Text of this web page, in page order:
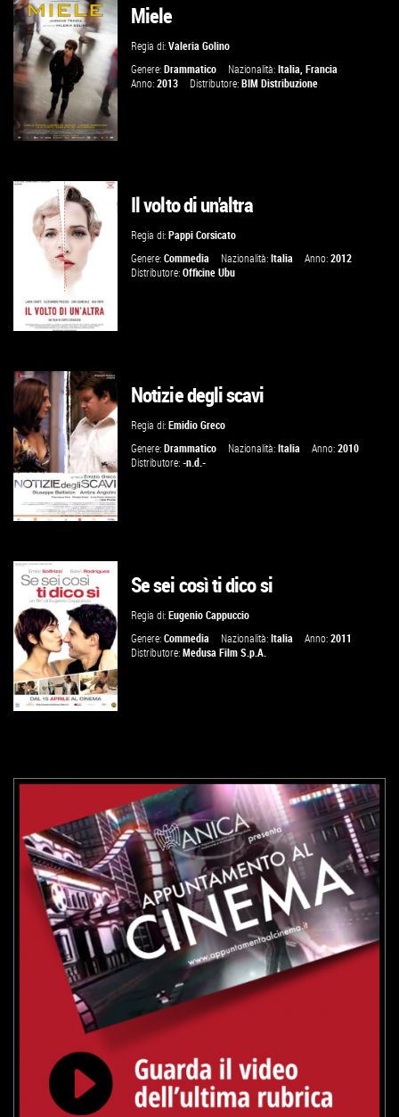
VAI ALLA SCHEDA
VAI ALLA SCHEDA
Miele
Regia di:Valeria Golino
Genere:Drammatico Nazionalità:Italia ,Francia
Anno:2013 Distributore:BIM Distribuzione
VAI ALLA SCHEDA
Il volto di un'altra
Regia di:Pappi Corsicato
Genere:Commedia Nazionalità:Italia Anno:2012
Distributore:Officine Ubu
VAI ALLA SCHEDA
Notizie degli scavi
Regia di:Emidio Greco
Genere:Drammatico Nazionalità:Italia Anno:2010
Distributore:-n.d.-
Se sei così ti dico si
Regia di:Eugenio Cappuccio
Genere:Commedia Nazionalità:Italia Anno:2011
Distributore:Medusa Film S.p.A.